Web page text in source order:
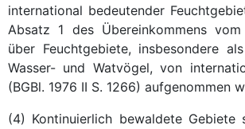
international bedeutender
Absatz 1 des Übereinkommens
über Feuchtgebiete, insbesondere
Wasser- und Watvögel, von
(BGBl. 1976 II S. 1266) aufgenommen
(4) Kontinuierlich bewaldete Gebiete